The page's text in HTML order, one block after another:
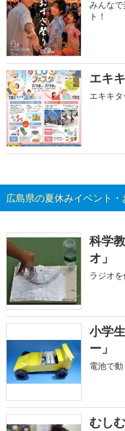
みんな
ト！
エキ
エキキ
広島県の夏休みイベント・
科学
オ」
ラジオ
小学
ー」
電池で
むし